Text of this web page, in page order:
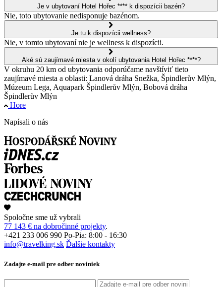
Je v ubytovaní Hotel Hořec **** k dispozícii bazén?
Nie, toto ubytovanie nedisponuje bazénom.
Je tu k dispozícii wellness?
Nie, v tomto ubytovaní nie je wellness k dispozícii.
Aké sú zaujímavé miesta v okolí ubytovania Hotel Hořec ****?
V okruhu 20 km od ubytovania odporúčame navštíviť tieto
zaujímavé miesta a oblasti: Lanová dráha Snežka, Špindlerův Mlýn,
Múzeum Lega, Aquapark Špindlerův Mlýn, Bobová dráha
Špindlerův Mlýn
Hore
Napísali o nás
Spoločne sme už vybrali
77 143 € na dobročinné projekty.
+421 233 006 990 Po-Pia: 8:00 - 16:30
info@travelking.sk Ďalšie kontakty
Zadajte e-mail pre odber noviniek